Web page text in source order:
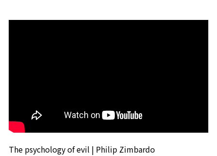
The psychology of evil | Philip Zimbardo